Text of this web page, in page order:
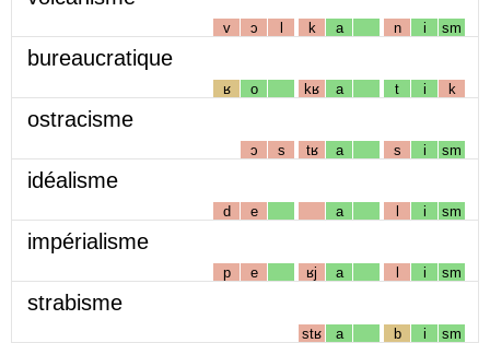
v ɔ l k a n i sm
bureaucratique
ʁ o kʁ a t i k
ostracisme
ɔ s tʁ a s i sm
idéalisme
d e a l i sm
impérialisme
p e ʁj a l i sm
strabisme
stʁ a b i sm